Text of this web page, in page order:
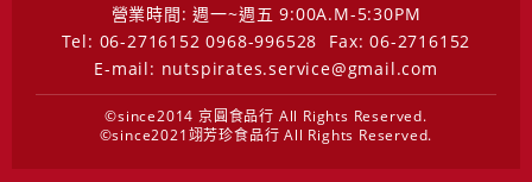
營業時間: 週一~週五 9:00A.M-5:30PM
Tel: 06-2716152 0968-996528
Fax: 06-2716152
E-mail: nutspirates.service@gmail.com
©since2014 京圓食品行 All Rights Reserved.
©since2021翊芳珍食品行 All Rights Reserved.